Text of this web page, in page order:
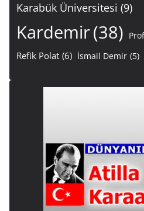
Karabük Üniversitesi (9)
Kardemir(38)
Refik Polat (6) İsmail Demir (5)